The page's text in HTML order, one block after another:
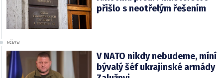
přišlo s neotřelým řešením
včera
V NATO nikdy nebudeme, míní
bývalý šéf ukrajinské armády